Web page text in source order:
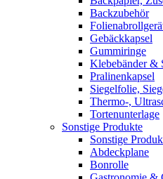
Backzubehör
Gebäckkapsel
Gummiringe
Klebebänder &
Pralinenkapsel
Siegelfolie,
Thermo-,
Tortenunterlage
Sonstige Produkte
Sonstige
Abdeckplane
Bonrolle